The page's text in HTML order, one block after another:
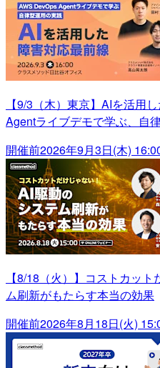
【9/3（木）東京】AIを活用
Agentライブデモで学ぶ、自
開催前2026年9月3日(木)
【8/18（火）】コストカッ
ム刷新がもたらす本当の効果
開催前2026年8月18日(火)